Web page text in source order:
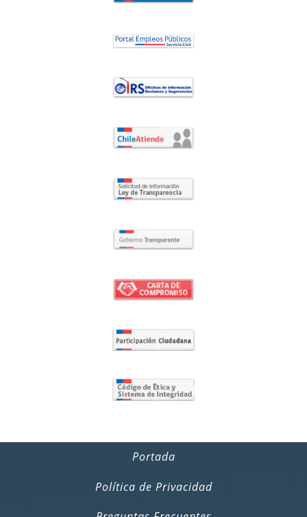
Portada
Política de Privacidad